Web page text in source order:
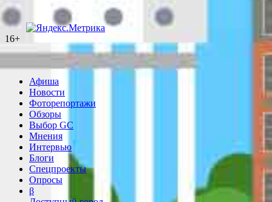
16+
Афиша
Новости
Фоторепортажи
Обзоры
Выбор GC
Мнения
Интервью
Блоги
Спецпроекты
Опросы
β